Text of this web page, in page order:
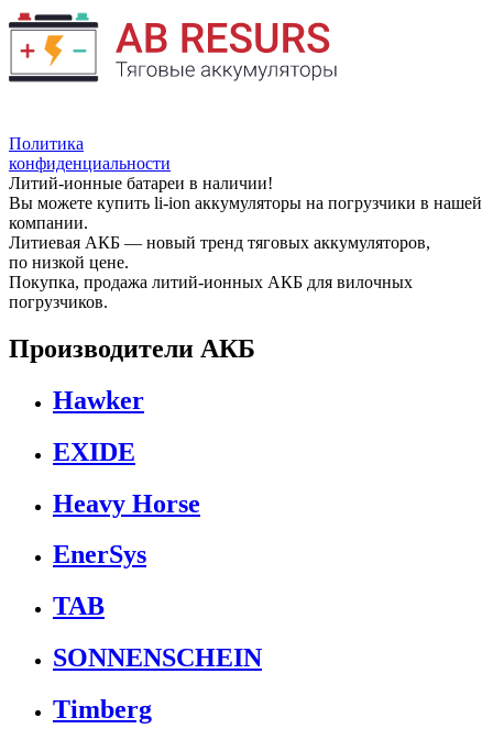
Политика
конфиденциальности
Литий-ионные батареи в наличии!
Вы можете купить li-ion аккумуляторы на погрузчики в нашей
компании.
Литиевая АКБ — новый тренд тяговых аккумуляторов,
по низкой цене.
Покупка, продажа литий-ионных АКБ для вилочных
погрузчиков.
Производители АКБ
Hawker
EXIDE
Heavy Horse
EnerSys
TAB
SONNENSCHEIN
Timberg